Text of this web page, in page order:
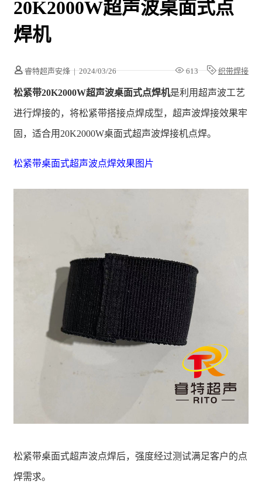
20K2000W超声波桌面式点
焊机
睿特超声安烽 | 2024/03/26 613 织带焊接
松紧带20K2000W超声波桌面式点焊机是利用超声波工艺
进行焊接的，将松紧带搭接点焊成型，超声波焊接效果牢
固，适合用20K2000W桌面式超声波焊接机点焊。
松紧带桌面式超声波点焊效果图片
松紧带桌面式超声波点焊后，强度经过测试满足客户的点
焊需求。